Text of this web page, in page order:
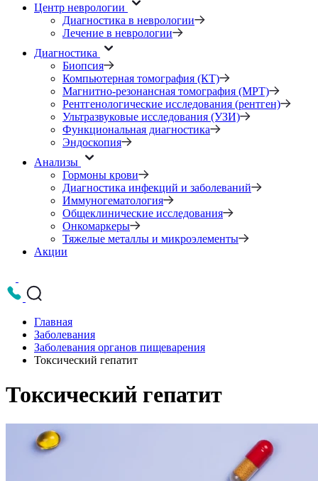
Центр неврологии
Диагностика в неврологии
Лечение в неврологии
Диагностика
Биопсия
Компьютерная томография (КТ)
Магнитно-резонансная томография (МРТ)
Рентгенологические исследования (рентген)
Ультразвуковые исследования (УЗИ)
Функциональная диагностика
Эндоскопия
Анализы
Гормоны крови
Диагностика инфекций и заболеваний
Иммуногематология
Общеклинические исследования
Онкомаркеры
Тяжелые металлы и микроэлементы
Акции
Главная
Заболевания
Заболевания органов пищеварения
Токсический гепатит
Токсический гепатит